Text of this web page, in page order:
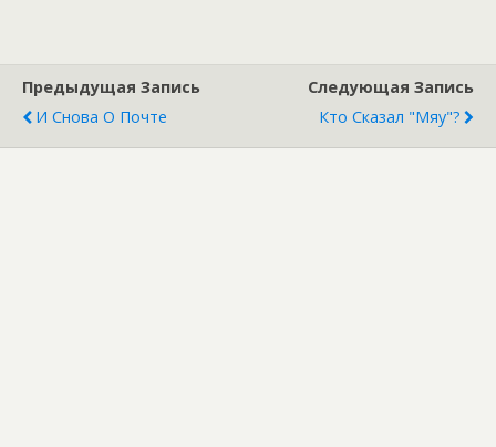
Предыдущая Запись
И Снова О Почте
Следующая Запись
Кто Сказал "Мяу"?